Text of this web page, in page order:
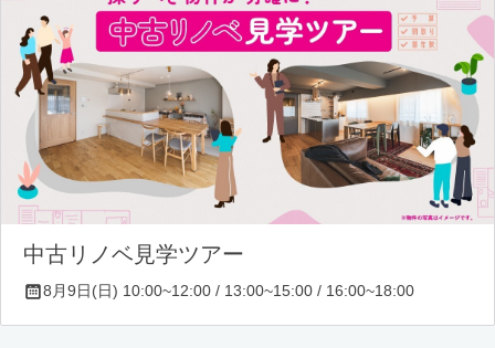
中古リノベ見学ツアー
8月9日(日) 10:00~12:00 / 13:00~15:00 / 16:00~18:00